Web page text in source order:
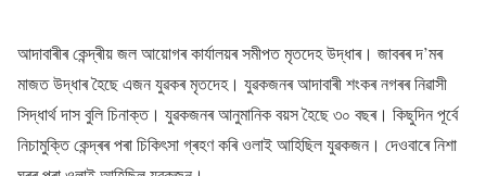
আদাবাৰীৰ কেন্দ্ৰীয় জল আয়োগৰ কাৰ্যালয়ৰ সমীপত মৃতদেহ উদ্ধাৰ। জাবৰৰ দ’মৰ
মাজত উদ্ধাৰ হৈছে এজন যুৱকৰ মৃতদেহ। যুৱকজনৰ আদাবাৰী শংকৰ নগৰৰ নিৱাসী
সিদ্ধাৰ্থ দাস বুলি চিনাক্ত। যুৱকজনৰ আনুমানিক বয়স হৈছে ৩০ বছৰ। কিছুদিন পূৰ্বে
নিচামুক্তি কেন্দ্ৰৰ পৰা চিকিৎসা গ্ৰহণ কৰি ওলাই আহিছিল যুৱকজন। দেওবাৰে নিশা